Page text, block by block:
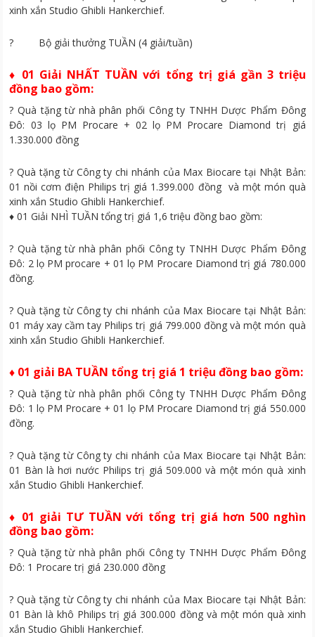
xinh xắn Studio Ghibli Hankerchief.
? Bộ giải thưởng TUẦN (4 giải/tuần)
♦ 01 Giải NHẤT TUẦN với tổng trị giá gần 3 triệu
đồng bao gồm:
? Quà tặng từ nhà phân phối Công ty TNHH Dược Phẩm Đông
Đô: 03 lọ PM Procare + 02 lọ PM Procare Diamond trị giá
1.330.000 đồng
? Quà tặng từ Công ty chi nhánh của Max Biocare tại Nhật Bản:
01 nồi cơm điện Philips trị giá 1.399.000 đồng và một món quà
xinh xắn Studio Ghibli Hankerchief.
♦ 01 Giải NHÌ TUẦN tổng trị giá 1,6 triệu đồng bao gồm:
? Quà tặng từ nhà phân phối Công ty TNHH Dược Phẩm Đông
Đô: 2 lọ PM procare + 01 lọ PM Procare Diamond trị giá 780.000
đồng.
? Quà tặng từ Công ty chi nhánh của Max Biocare tại Nhật Bản:
01 máy xay cầm tay Philips trị giá 799.000 đồng và một món quà
xinh xắn Studio Ghibli Hankerchief.
♦ 01 giải BA TUẦN tổng trị giá 1 triệu đồng bao gồm:
? Quà tặng từ nhà phân phối Công ty TNHH Dược Phẩm Đông
Đô: 1 lọ PM Procare + 01 lọ PM Procare Diamond trị giá 550.000
đồng.
? Quà tặng từ Công ty chi nhánh của Max Biocare tại Nhật Bản:
01 Bàn là hơi nước Philips trị giá 509.000 và một món quà xinh
xắn Studio Ghibli Hankerchief.
♦ 01 giải TƯ TUẦN với tổng trị giá hơn 500 nghìn
đồng bao gồm:
? Quà tặng từ nhà phân phối Công ty TNHH Dược Phẩm Đông
Đô: 1 Procare trị giá 230.000 đồng
? Quà tặng từ Công ty chi nhánh của Max Biocare tại Nhật Bản:
01 Bàn là khô Philips trị giá 300.000 đồng và một món quà xinh
xắn Studio Ghibli Hankerchief.